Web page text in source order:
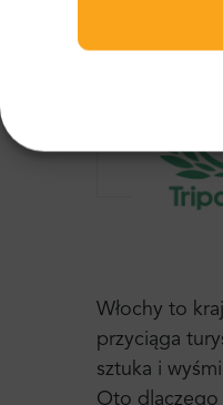
Włochy to
przyciąga
sztuka i
Oto dlaczego